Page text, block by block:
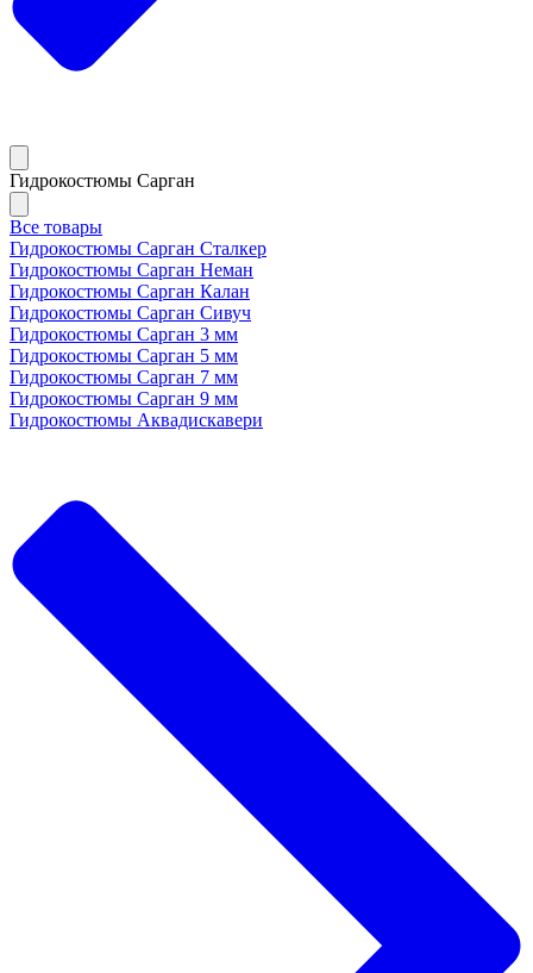
Гидрокостюмы Сарган
Все товары
Гидрокостюмы Сарган Сталкер
Гидрокостюмы Сарган Неман
Гидрокостюмы Сарган Калан
Гидрокостюмы Сарган Сивуч
Гидрокостюмы Сарган 3 мм
Гидрокостюмы Сарган 5 мм
Гидрокостюмы Сарган 7 мм
Гидрокостюмы Сарган 9 мм
Гидрокостюмы Аквадискавери